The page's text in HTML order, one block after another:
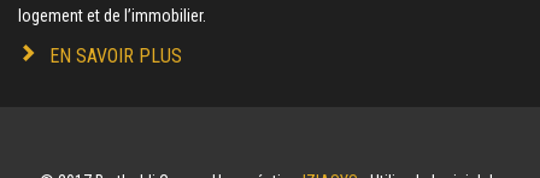
logement et de l’immobilier.
EN SAVOIR PLUS